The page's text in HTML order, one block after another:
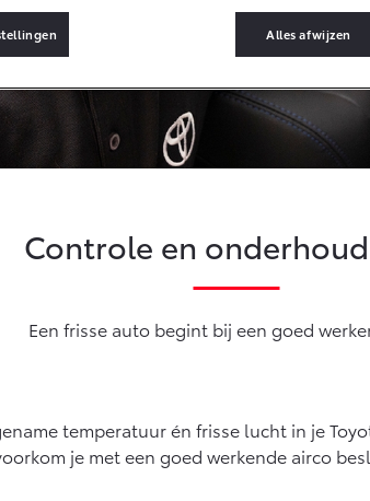
€ 35.495,- Vanaf € 39.995,-
HYBRIDE
bZ4X
BATTERIJ-ELEKTRISCH
City (excl. BTW)
Proace (excl. BTW)
OOK ALS BATTERIJ-
(SIL)
Connected
Connected Services
MyToyota login
Abonnementen
Controle en
Een frisse auto begint bij een goed
temperatuur én frisse lucht in je
je met een goed werkende airco
Alles afwijzen